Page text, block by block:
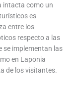
intacta como un
es
entre los
respecto a las
se implementan las
en Laponia
de los visitantes.